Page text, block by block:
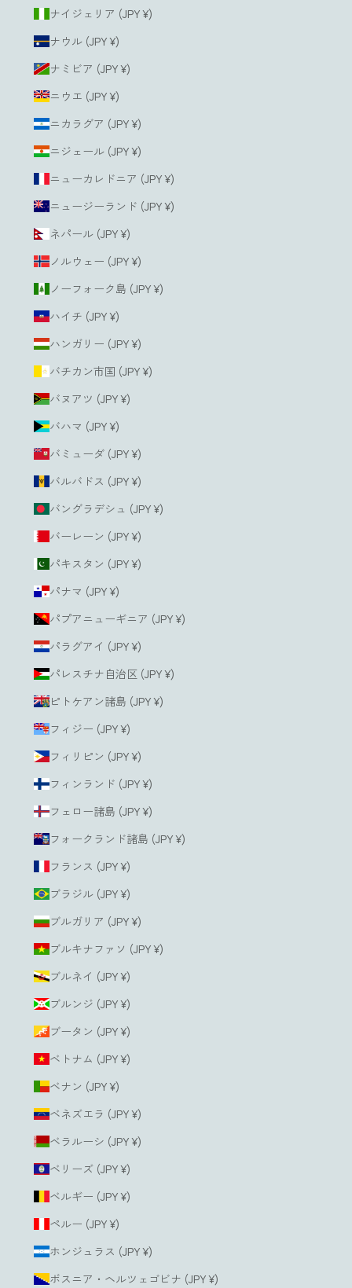
ナイジェリア (JPY ¥)
ナウル (JPY ¥)
ナミビア (JPY ¥)
ニウエ (JPY ¥)
ニカラグア (JPY ¥)
ニジェール (JPY ¥)
ニューカレドニア (JPY ¥)
ニュージーランド (JPY ¥)
ネパール (JPY ¥)
ノルウェー (JPY ¥)
ノーフォーク島 (JPY ¥)
ハイチ (JPY ¥)
ハンガリー (JPY ¥)
バチカン市国 (JPY ¥)
バヌアツ (JPY ¥)
バハマ (JPY ¥)
バミューダ (JPY ¥)
バルバドス (JPY ¥)
バングラデシュ (JPY ¥)
バーレーン (JPY ¥)
パキスタン (JPY ¥)
パナマ (JPY ¥)
パプアニューギニア (JPY ¥)
パラグアイ (JPY ¥)
パレスチナ自治区 (JPY ¥)
ピトケアン諸島 (JPY ¥)
フィジー (JPY ¥)
フィリピン (JPY ¥)
フィンランド (JPY ¥)
フェロー諸島 (JPY ¥)
フォークランド諸島 (JPY ¥)
フランス (JPY ¥)
ブラジル (JPY ¥)
ブルガリア (JPY ¥)
ブルキナファソ (JPY ¥)
ブルネイ (JPY ¥)
ブルンジ (JPY ¥)
ブータン (JPY ¥)
ベトナム (JPY ¥)
ベナン (JPY ¥)
ベネズエラ (JPY ¥)
ベラルーシ (JPY ¥)
ベリーズ (JPY ¥)
ベルギー (JPY ¥)
ペルー (JPY ¥)
ホンジュラス (JPY ¥)
ボスニア・ヘルツェゴビナ (JPY ¥)